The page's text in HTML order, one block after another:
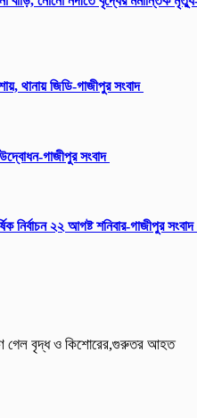
থানায় জিডি-গাজীপুর সংবাদ
উদ্বোধন-গাজীপুর সংবাদ
নির্বাচন ২২ আগষ্ট শনিবার-গাজীপুর সংবাদ
গেল বৃদ্ধ ও কিশোরের,গুরুতর আহত